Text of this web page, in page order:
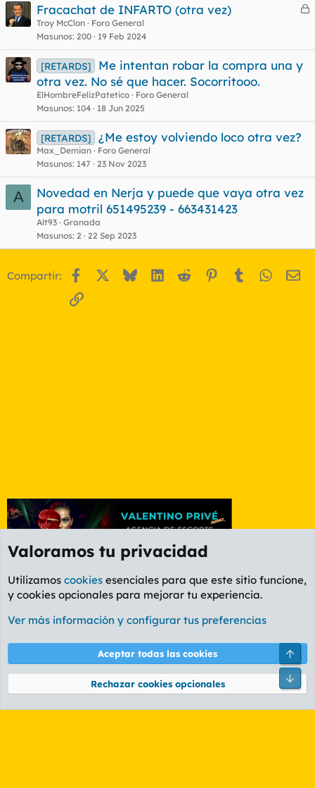
C
r
Fracachat de INFARTO (otra vez)
Troy McClon
Foro General
Masunos 200 19 Feb 2024
[RETARDS]
Me intentan robar la compra una y
otra vez. No sé que hacer. Socorritooo.
ElHombreFelizPatetico
Foro General
Masunos 104 18 Jun 2025
[RETARDS] ¿Me estoy volviendo loco otra vez?
Max_Demian
Foro General
Masunos 147 23 Nov 2023
A
Novedad en Nerja y puede que vaya otra vez
para motril 651495239 - 663431423
Alt93 Granada
Masunos 2 22 Sep 2023
Compartir: Facebook BlueskyLinkedIn
Reddit Pinterest
Tumblr
Enlace
Foro General
Cookies
PL OLDSTYLE AMARILLO
Términos y reglas Política de privacidad Ayuda
Community platform by XenForo® © 2010-2026 XenForo Ltd.
Valoramos tu privacidad
Utilizamos cookies esenciales para que este sitio funcione,
y cookies opcionales para mejorar tu experiencia.
Ver más información y configurar tus preferencias
Aceptar todas las cookies
Rechazar cookies opcionales
Pie